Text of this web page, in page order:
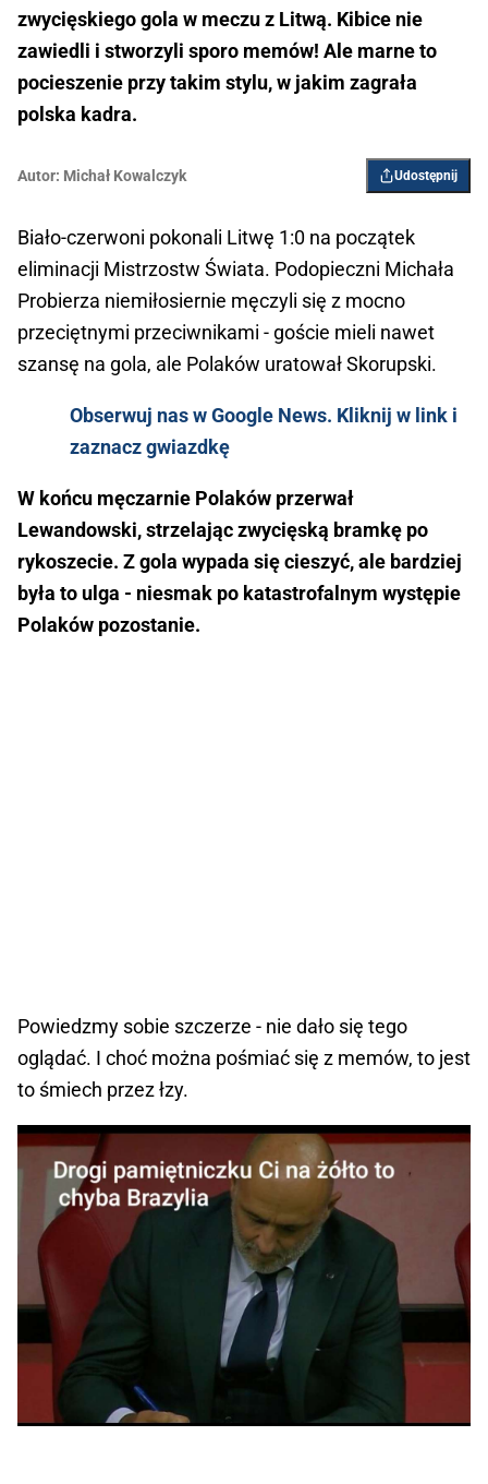
zwycięskiego gola w meczu z Litwą. Kibice nie
zawiedli i stworzyli sporo memów! Ale marne to
pocieszenie przy takim stylu, w jakim zagrała
polska kadra.
Autor: Michał Kowalczyk Udostępnij
Biało-czerwoni pokonali Litwę 1:0 na początek
eliminacji Mistrzostw Świata. Podopieczni Michała
Probierza niemiłosiernie męczyli się z mocno
przeciętnymi przeciwnikami - goście mieli nawet
szansę na gola, ale Polaków uratował Skorupski.
Obserwuj nas w Google News. Kliknij w link i
zaznacz gwiazdkę
W końcu męczarnie Polaków przerwał
Lewandowski, strzelając zwycięską bramkę po
rykoszecie. Z gola wypada się cieszyć, ale bardziej
była to ulga - niesmak po katastrofalnym występie
Polaków pozostanie.
Powiedzmy sobie szczerze - nie dało się tego
oglądać. I choć można pośmiać się z memów, to jest
to śmiech przez łzy.